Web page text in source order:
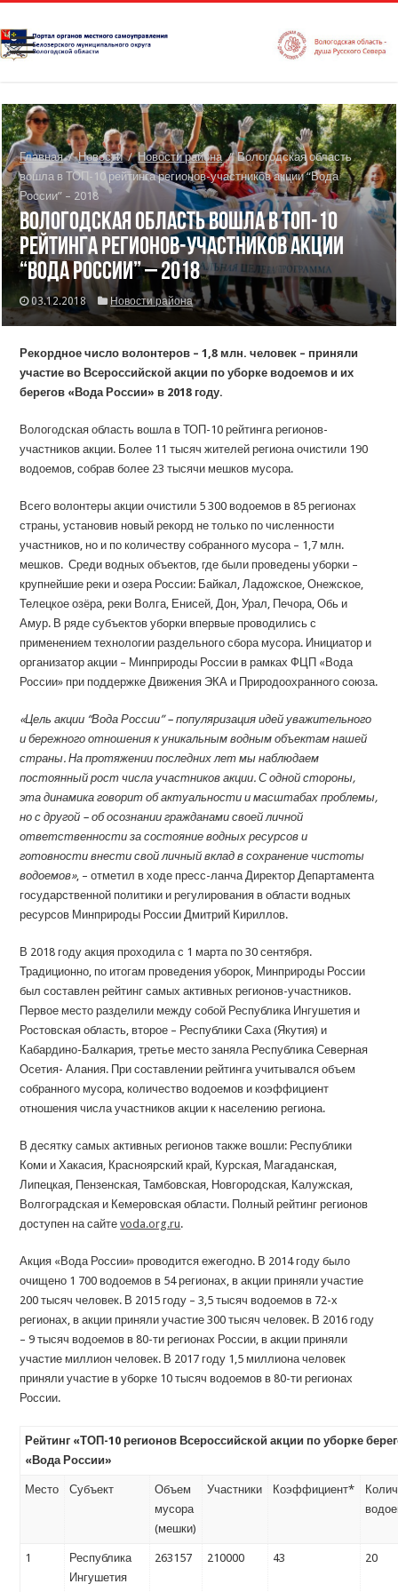
Главная / Новости / Новости района / Вологодская область
вошла в ТОП-10 рейтинга регионов-участников акции “Вода
России” – 2018
Вологодская область вошла в ТОП-10
рейтинга регионов-участников акции
“Вода России” – 2018
03.12.2018 Новости района
Рекордное число волонтеров – 1,8 млн. человек – приняли
участие во Всероссийской акции по уборке водоемов и их
берегов «Вода России» в 2018 году.
Вологодская область вошла в ТОП-10 рейтинга регионов-
участников акции. Более 11 тысяч жителей региона очистили 190
водоемов, собрав более 23 тысячи мешков мусора.
Всего волонтеры акции очистили 5 300 водоемов в 85 регионах
страны, установив новый рекорд не только по численности
участников, но и по количеству собранного мусора – 1,7 млн.
мешков. Среди водных объектов, где были проведены уборки –
крупнейшие реки и озера России: Байкал, Ладожское, Онежское,
Телецкое озёра, реки Волга, Енисей, Дон, Урал, Печора, Обь и
Амур. В ряде субъектов уборки впервые проводились с
применением технологии раздельного сбора мусора. Инициатор и
организатор акции – Минприроды России в рамках ФЦП «Вода
России» при поддержке Движения ЭКА и Природоохранного союза.
«Цель акции “Вода России” – популяризация идей уважительного
и бережного отношения к уникальным водным объектам нашей
страны. На протяжении последних лет мы наблюдаем
постоянный рост числа участников акции. С одной стороны,
эта динамика говорит об актуальности и масштабах проблемы,
но с другой – об осознании гражданами своей личной
ответственности за состояние водных ресурсов и
готовности внести свой личный вклад в сохранение чистоты
водоемов», – отметил в ходе пресс-ланча Директор Департамента
государственной политики и регулирования в области водных
ресурсов Минприроды России Дмитрий Кириллов.
В 2018 году акция проходила с 1 марта по 30 сентября.
Традиционно, по итогам проведения уборок, Минприроды России
был составлен рейтинг самых активных регионов-участников.
Первое место разделили между собой Республика Ингушетия и
Ростовская область, второе – Республики Саха (Якутия) и
Кабардино-Балкария, третье место заняла Республика Северная
Осетия- Алания. При составлении рейтинга учитывался объем
собранного мусора, количество водоемов и коэффициент
отношения числа участников акции к населению региона.
В десятку самых активных регионов также вошли: Республики
Коми и Хакасия, Красноярский край, Курская, Магаданская,
Липецкая, Пензенская, Тамбовская, Новгородская, Калужская,
Волгоградская и Кемеровская области. Полный рейтинг регионов
доступен на сайтеvoda.org.ru.
Акция «Вода России» проводится ежегодно. В 2014 году было
очищено 1 700 водоемов в 54 регионах, в акции приняли участие
200 тысяч человек. В 2015 году – 3,5 тысяч водоемов в 72-х
регионах, в акции приняли участие 300 тысяч человек. В 2016 году
– 9 тысяч водоемов в 80-ти регионах России, в акции приняли
участие миллион человек. В 2017 году 1,5 миллиона человек
приняли участие в уборке 10 тысяч водоемов в 80-ти регионах
России.
Рейтинг «ТОП-10 регионов Всероссийской акции по уборке
«Вода России»
Место Субъект
Объем
мусора
(мешки)
Участники Коэффициент*
1
Республика
Ингушетия
263157 210000 43 20